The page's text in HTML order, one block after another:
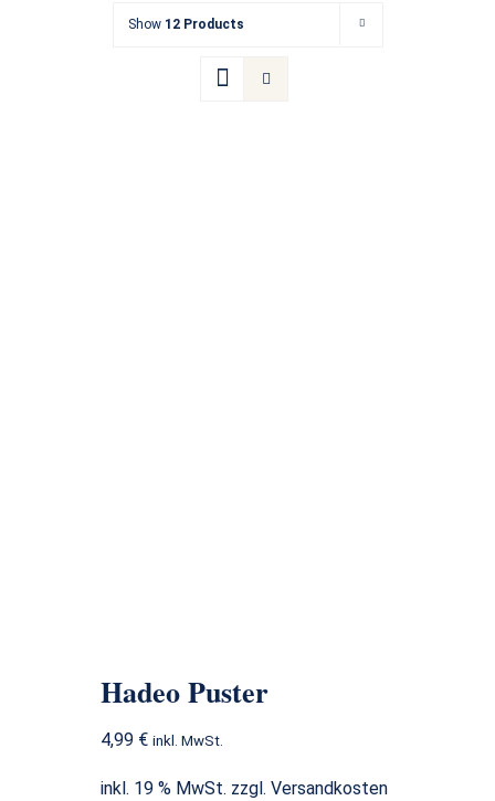
Show 12 Products
Hadeo Puster
4,99 € inkl. MwSt.
inkl. 19 % MwSt. zzgl. Versandkosten